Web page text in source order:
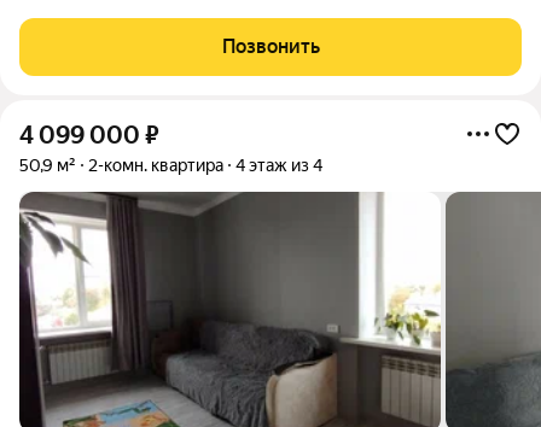
для работы. -Уютная
Позвонить
4 099 000 ₽
50,9 м² 2-комн. квартира 4 этаж из 4